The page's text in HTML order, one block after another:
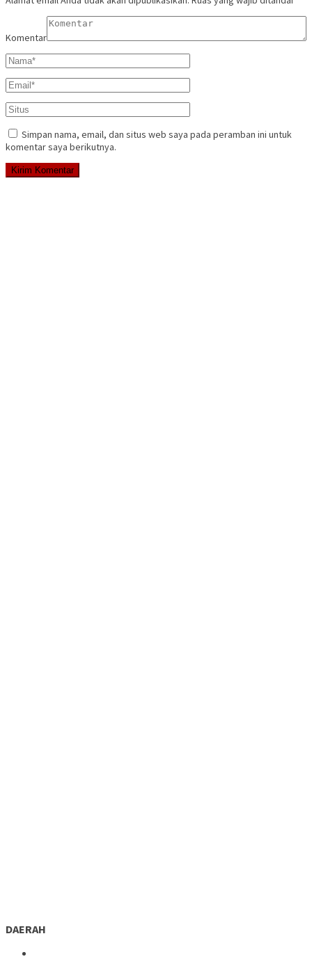
Komentar
Simpan nama, email, dan situs web saya pada peramban ini untuk
komentar saya berikutnya.
DAERAH